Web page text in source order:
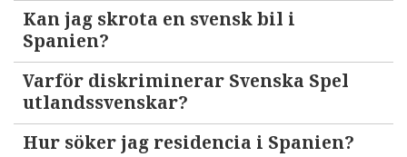
Kan jag skrota en svensk bil i
Spanien?
Varför diskriminerar Svenska Spel
utlandssvenskar?
Hur söker jag residencia i Spanien?